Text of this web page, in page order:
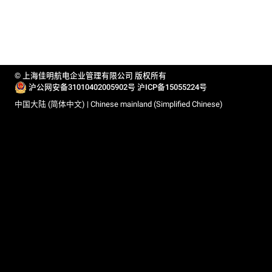
© 上海佳明航电企业管理有限公司 版权所有
沪公网安备31010402005902号 沪ICP备15055224号
中国大陆 (简体中文) | Chinese mainland (Simplified Chinese)